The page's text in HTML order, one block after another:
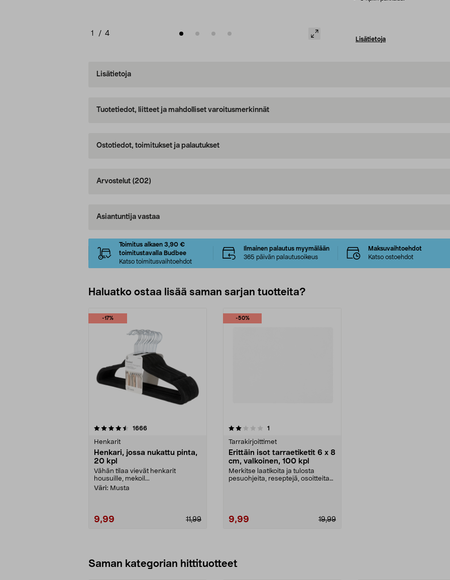
1 / 4
Lisätietoja
Lisätietoja
Tuotetiedot, liitteet ja mahdolliset varoitusmerkinnät
Ostotiedot, toimitukset ja palautukset
Arvostelut (202)
Asiantuntija vastaa
Toimitus alkaen 3,90 €
toimitustavalla Budbee
Katso toimitusvaihtoehdot
Ilmainen palautus myymälään
365 päivän palautusoikeus
Maksuvaihtoehdot
Katso ostoehdot
Haluatko ostaa lisää saman sarjan tuotteita?
-17%
1666arvostelut
Henkarit
Henkari, jossa nukattu pinta,
20 kpl
Vähän tilaa vievät henkarit
housuille, mekoil...
Väri: Musta
11,99
9,99
-50%
2.0viidestä
1
Tarrakirjoittimet
Erittäin isot tarraetiketit 6 x 8
cm, valkoinen, 100 kpl
Merkitse laatikoita ja tulosta
pesuohjeita, reseptejä, osoitteita
19,99
9,99
Saman kategorian hittituotteet